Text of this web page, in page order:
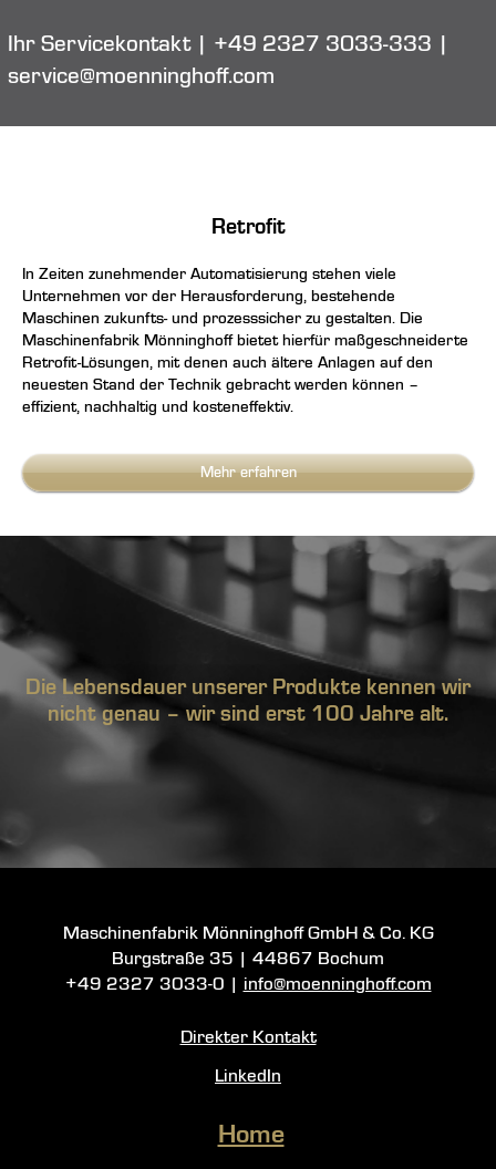
Ihr Servicekontakt | +49 2327 3033-333 |
service@moenninghoff.com
Retrofit
In Zeiten zunehmender Automatisierung stehen viele
Unternehmen vor der Herausforderung, bestehende
Maschinen zukunfts- und prozesssicher zu gestalten. Die
Maschinenfabrik Mönninghoff bietet hierfür maßgeschneiderte
Retrofit-Lösungen, mit denen auch ältere Anlagen auf den
neuesten Stand der Technik gebracht werden können –
effizient, nachhaltig und kosteneffektiv.
Mehr erfahren
Die Lebensdauer unserer Produkte kennen wir
nicht genau – wir sind erst 100 Jahre alt.
Maschinenfabrik Mönninghoff GmbH & Co. KG
Burgstraße 35
44867 Bochum
+49 2327 3033-0
info@moenninghoff.com
Direkter Kontakt
LinkedIn
Home